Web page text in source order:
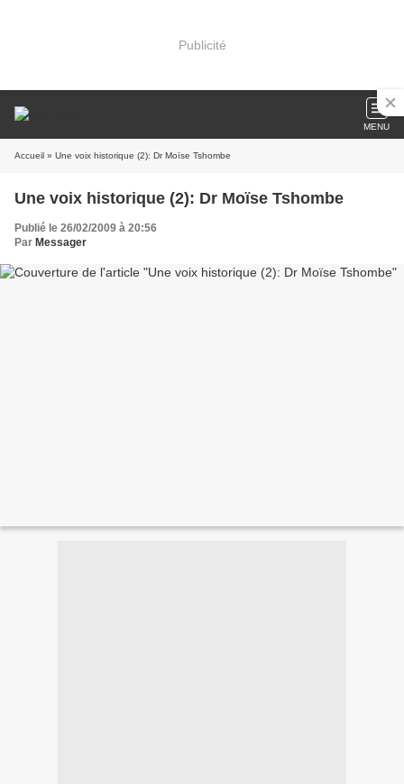
Publicité
MENU
Accueil » Une voix historique (2): Dr Moïse Tshombe
Une voix historique (2): Dr Moïse Tshombe
Publié le 26/02/2009 à 20:56
Par Messager